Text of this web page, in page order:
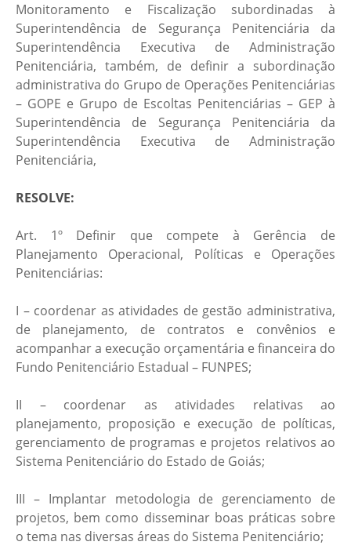
Monitoramento e Fiscalização subordinadas à
Superintendência de Segurança Penitenciária da
Superintendência Executiva de Administração
Penitenciária, também, de definir a subordinação
administrativa do Grupo de Operações Penitenciárias
– GOPE e Grupo de Escoltas Penitenciárias – GEP à
Superintendência de Segurança Penitenciária da
Superintendência Executiva de Administração
Penitenciária,
RESOLVE:
Art. 1º Definir que compete à Gerência de
Planejamento Operacional, Políticas e Operações
Penitenciárias:
I – coordenar as atividades de gestão administrativa,
de planejamento, de contratos e convênios e
acompanhar a execução orçamentária e financeira do
Fundo Penitenciário Estadual – FUNPES;
II – coordenar as atividades relativas ao
planejamento, proposição e execução de políticas,
gerenciamento de programas e projetos relativos ao
Sistema Penitenciário do Estado de Goiás;
III – Implantar metodologia de gerenciamento de
projetos, bem como disseminar boas práticas sobre
o tema nas diversas áreas do Sistema Penitenciário;